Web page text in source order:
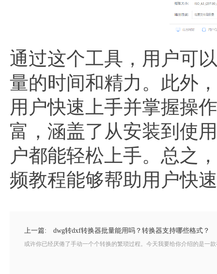
通过这个工具，用户可
量的时间和精力。此外
用户快速上手并掌握操
富，涵盖了从安装到使
户都能轻松上手。总之
频教程能够帮助用户快
上一篇: dwg转dxf转换器批量能用吗？转换器支持哪些格式？
或许你已经厌倦了手动一个个转换的繁琐过程。今天我要给你介绍的是一